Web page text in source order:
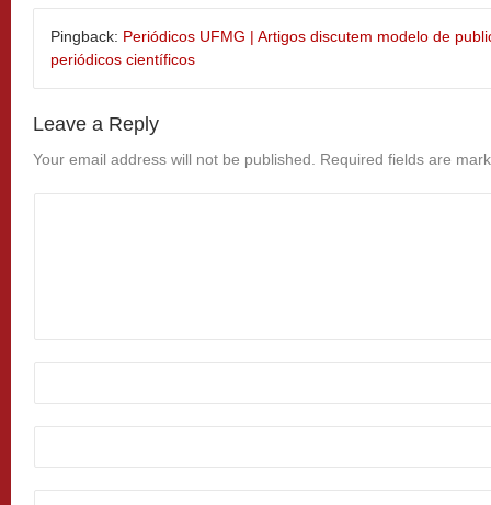
Pingback: Periódicos UFMG | Artigos discutem modelo de
periódicos científicos
Leave a Reply
Your email address will not be published. Required fields are